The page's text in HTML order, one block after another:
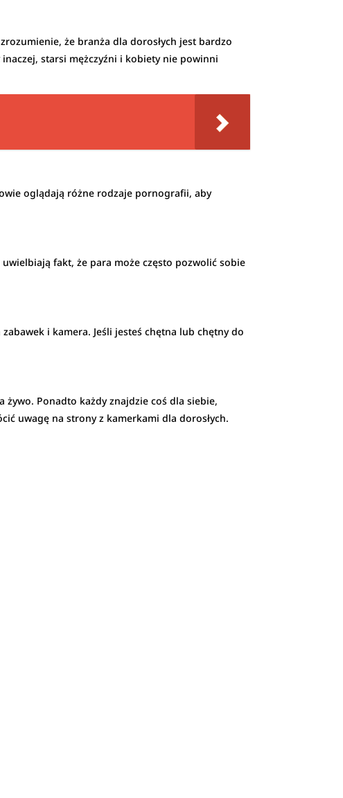
że branża dla dorosłych jest bardzo
starsi mężczyźni i kobiety nie powinni
oglądają różne rodzaje pornografii, aby
fakt, że para może często pozwolić sobie
i kamera. Jeśli jesteś chętna lub chętny do
Ponadto każdy znajdzie coś dla siebie,
uwagę na strony z kamerkami dla dorosłych.